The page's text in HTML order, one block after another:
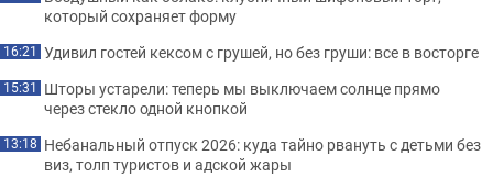
который сохраняет форму
16:21 Удивил гостей кексом с грушей, но без груши: все в восторге
15:31 Шторы устарели: теперь мы выключаем солнце прямо
через стекло одной кнопкой
13:18 Небанальный отпуск 2026: куда тайно рвануть с детьми без
виз, толп туристов и адской жары